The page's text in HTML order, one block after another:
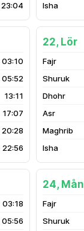
23:04
03:10
05:52
13:11
17:07
20:28
22:56
22, Lör
03:18
05:56
24, Mån